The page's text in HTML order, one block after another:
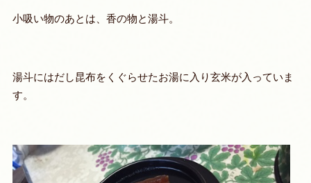
小吸い物のあとは、香の物と湯斗。
湯斗にはだし昆布をくぐらせたお湯に入り玄米が入っていま
す。